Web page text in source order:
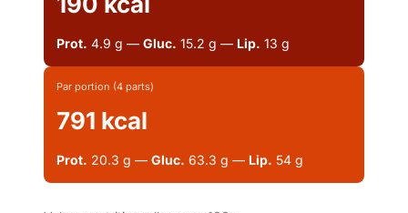
Prot. 4.9 g — Gluc. 15.2 g — Lip. 13 g
Par portion (4 parts)
791 kcal
Prot. 20.3 g — Gluc. 63.3 g — Lip. 54 g